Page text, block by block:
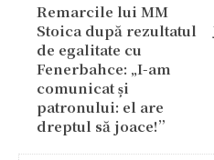
Remarcile lui MM
Stoica după rezultatul
de egalitate cu
Fenerbahce: „I-am
comunicat și
patronului: el are
dreptul să joace!”